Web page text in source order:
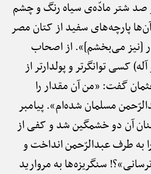
صد شتر مادّه‌ی سیاه رنگ و چشم
پارچه‌های سفید از کتان مصر
[نیز می‌بخشم]». از اصحاب
کسی توانگرتر و پولدارتر از
گفت: «من آن مقدار را
مسلمان شده‌ام». پیامبر
آن دو خشمگین شد و کفی از
به طرف عبدالرّحمن انداخت و
سنگریزه‌ها به مروارید